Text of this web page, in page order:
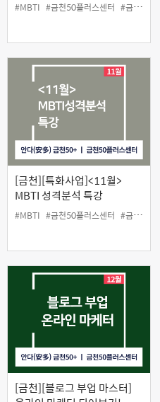
#MBTI #금천50플러스센터 #금천구
[금천][특화사업]<11월>
MBTI 성격분석 특강
#MBTI #금천50플러스센터 #금천구
[금천][블로그 부업 마스터]